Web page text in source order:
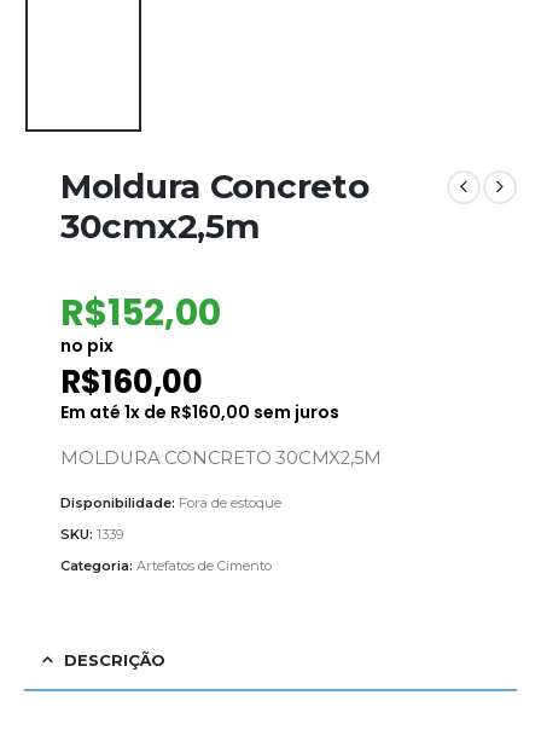
Moldura Concreto
30cmx2,5m
R$152,00
no pix
R$160,00
Em até 1x de R$160,00 sem juros
MOLDURA CONCRETO 30CMX2,5M
Disponibilidade: Fora de estoque
SKU: 1339
Categoria: Artefatos de Cimento
DESCRIÇÃO